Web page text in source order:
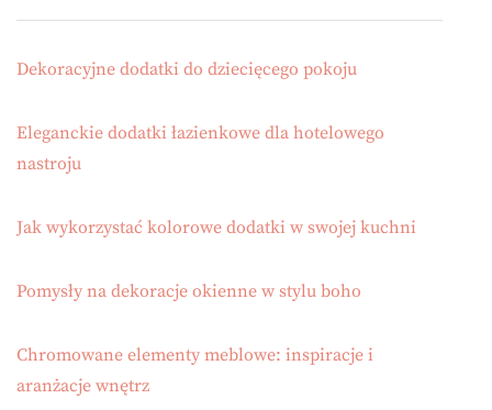
Dekoracyjne dodatki do dziecięcego pokoju
Eleganckie dodatki łazienkowe dla hotelowego
nastroju
Jak wykorzystać kolorowe dodatki w swojej kuchni
Pomysły na dekoracje okienne w stylu boho
Chromowane elementy meblowe: inspiracje i
aranżacje wnętrz